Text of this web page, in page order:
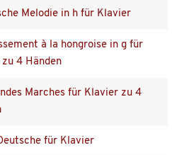
Melodie in h für Klavier
à la hongroise in g für
4 Händen
Marches für Klavier zu 4
für Klavier